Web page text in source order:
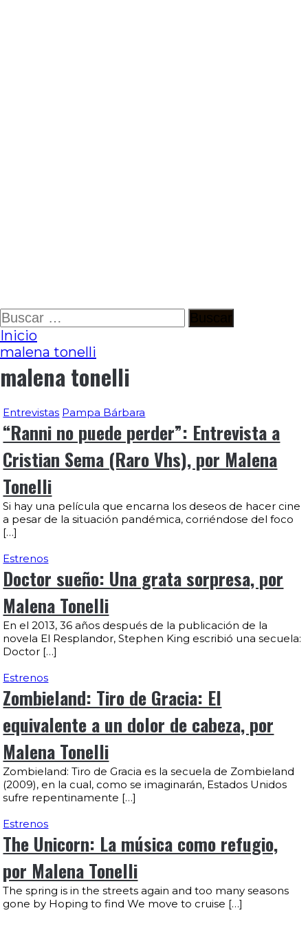
Ir
al
contenido
Buscar:
Inicio
malena tonelli
malena tonelli
Entrevistas Pampa Bárbara
“Ranni no puede perder”: Entrevista a
Cristian Sema (Raro Vhs), por Malena
Tonelli
Si hay una película que encarna los deseos de hacer cine
a pesar de la situación pandémica, corriéndose del foco
[…]
Estrenos
Doctor sueño: Una grata sorpresa, por
Malena Tonelli
En el 2013, 36 años después de la publicación de la
novela El Resplandor, Stephen King escribió una secuela:
Doctor […]
Estrenos
Zombieland: Tiro de Gracia: El
equivalente a un dolor de cabeza, por
Malena Tonelli
Zombieland: Tiro de Gracia es la secuela de Zombieland
(2009), en la cual, como se imaginarán, Estados Unidos
sufre repentinamente […]
Estrenos
The Unicorn: La música como refugio,
por Malena Tonelli
The spring is in the streets again and too many seasons
gone by Hoping to find We move to cruise […]